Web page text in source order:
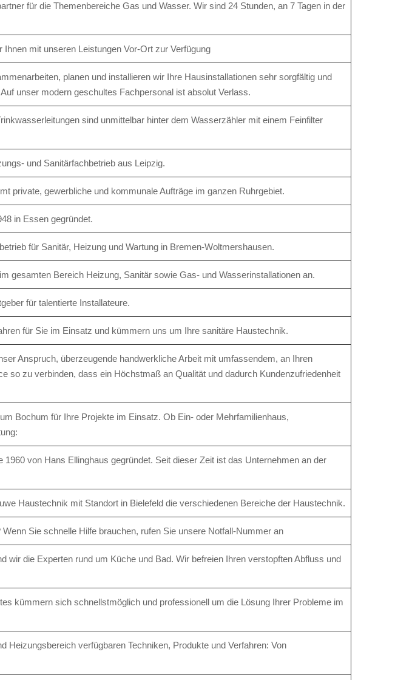
für die Themenbereiche Gas und Wasser. Wir sind 24 Stunden, an 7 Tagen in der
mit unseren Leistungen Vor-Ort zur Verfügung
planen und installieren wir Ihre Hausinstallationen sehr sorgfältig und
unser modern geschultes Fachpersonal ist absolut Verlass.
sind unmittelbar hinter dem Wasserzähler mit einem Feinfilter
und Sanitärfachbetrieb aus Leipzig.
private, gewerbliche und kommunale Aufträge im ganzen Ruhrgebiet.
in Essen gegründet.
für Sanitär, Heizung und Wartung in Bremen-Woltmershausen.
gesamten Bereich Heizung, Sanitär sowie Gas- und Wasserinstallationen an.
für talentierte Installateure.
für Sie im Einsatz und kümmern uns um Ihre sanitäre Haustechnik.
Anspruch, überzeugende handwerkliche Arbeit mit umfassendem, an Ihren
so zu verbinden, dass ein Höchstmaß an Qualität und dadurch Kundenzufriedenheit
Bochum für Ihre Projekte im Einsatz. Ob Ein- oder Mehrfamilienhaus,
von Hans Ellinghaus gegründet. Seit dieser Zeit ist das Unternehmen an der
Haustechnik mit Standort in Bielefeld die verschiedenen Bereiche der Haustechnik.
Sie schnelle Hilfe brauchen, rufen Sie unsere Notfall-Nummer an
wir die Experten rund um Küche und Bad. Wir befreien Ihren verstopften Abfluss und
kümmern sich schnellstmöglich und professionell um die Lösung Ihrer Probleme im
Heizungsbereich verfügbaren Techniken, Produkte und Verfahren: Von